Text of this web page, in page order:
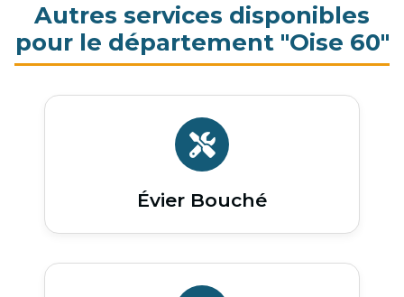
Autres services disponibles
pour le département "Oise 60"
Évier Bouché